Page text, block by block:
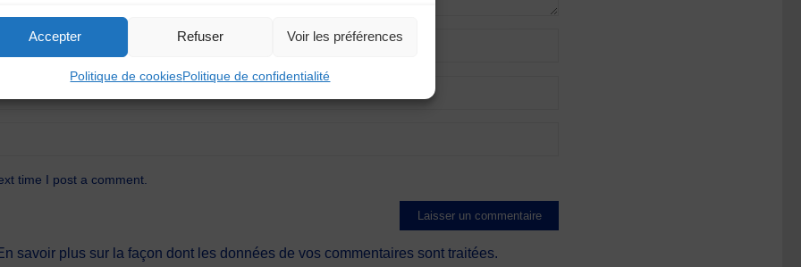
Accepter Refuser Voir les préférences
Politique de cookiesPolitique de confidentialité
time I post a comment.
savoir plus sur la façon dont les données de vos commentaires sont traitées.